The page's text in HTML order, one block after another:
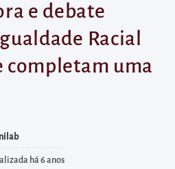
e debate
Racial
completam uma
há 6 anos